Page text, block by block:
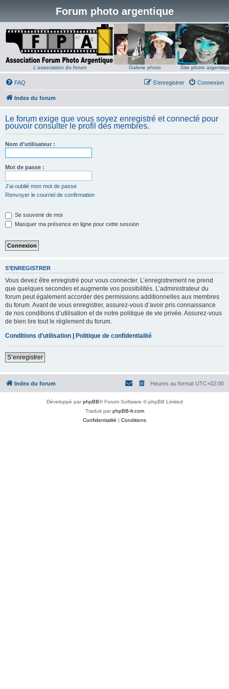
Forum photo argentique
L'association du forum Galerie photo Site photo
FAQ Connexion
S’enregistrer
Index du forum
Le forum exige que vous soyez enregistré et connecté pour
pouvoir consulter le profil des membres.
Nom d’utilisateur :
Mot de passe :
J’ai oublié mon mot de passe
Renvoyer le courriel de confirmation
Se souvenir de moi
Masquer ma présence en ligne pour cette session
S’ENREGISTRER
Vous devez être enregistré pour vous connecter. L’enregistrement ne prend
que quelques secondes et augmente vos possibilités. L’administrateur du
forum peut également accorder des permissions additionnelles aux membres
du forum. Avant de vous enregistrer, assurez-vous d’avoir pris connaissance
de nos conditions d’utilisation et de notre politique de vie privée. Assurez-vous
de bien lire tout le règlement du forum.
Conditions d’utilisation | Politique de confidentialité
S’enregistrer
Index du forum Heures au format UTC+02:00
Développé parphpBB® Forum Software © phpBB Limited
Traduit parphpBB-fr.com
Confidentialité | Conditions